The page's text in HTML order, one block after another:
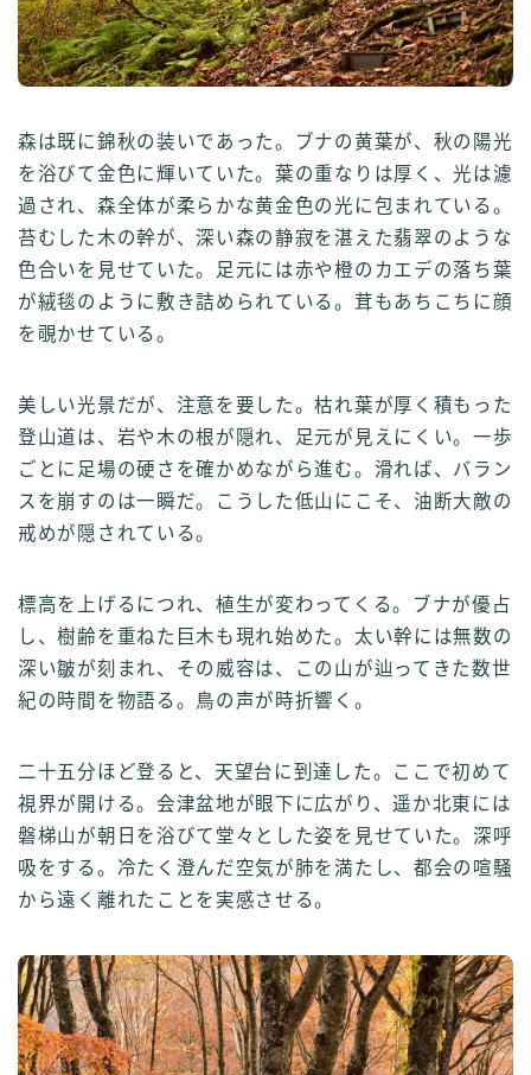
森は既に錦秋の装いであった。ブナの黄葉が、秋の陽光
を浴びて金色に輝いていた。葉の重なりは厚く、光は濾
過され、森全体が柔らかな黄金色の光に包まれている。
苔むした木の幹が、深い森の静寂を湛えた翡翠のような
色合いを見せていた。足元には赤や橙のカエデの落ち葉
が絨毯のように敷き詰められている。茸もあちこちに顔
を覗かせている。
美しい光景だが、注意を要した。枯れ葉が厚く積もった
登山道は、岩や木の根が隠れ、足元が見えにくい。一歩
ごとに足場の硬さを確かめながら進む。滑れば、バラン
スを崩すのは一瞬だ。こうした低山にこそ、油断大敵の
戒めが隠されている。
標高を上げるにつれ、植生が変わってくる。ブナが優占
し、樹齢を重ねた巨木も現れ始めた。太い幹には無数の
深い皺が刻まれ、その威容は、この山が辿ってきた数世
紀の時間を物語る。鳥の声が時折響く。
二十五分ほど登ると、天望台に到達した。ここで初めて
視界が開ける。会津盆地が眼下に広がり、遥か北東には
磐梯山が朝日を浴びて堂々とした姿を見せていた。深呼
吸をする。冷たく澄んだ空気が肺を満たし、都会の喧騒
から遠く離れたことを実感させる。